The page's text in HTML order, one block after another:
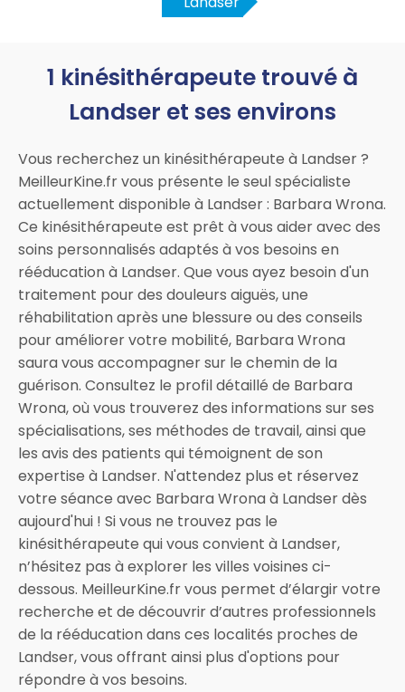
1 kinésithérapeute trouvé à
Landser et ses environs
Vous recherchez un kinésithérapeute à Landser ?
MeilleurKine.fr vous présente le seul spécialiste
actuellement disponible à Landser : Barbara Wrona.
Ce kinésithérapeute est prêt à vous aider avec des
soins personnalisés adaptés à vos besoins en
rééducation à Landser. Que vous ayez besoin d'un
traitement pour des douleurs aiguës, une
réhabilitation après une blessure ou des conseils
pour améliorer votre mobilité, Barbara Wrona
saura vous accompagner sur le chemin de la
guérison. Consultez le profil détaillé de Barbara
Wrona, où vous trouverez des informations sur ses
spécialisations, ses méthodes de travail, ainsi que
les avis des patients qui témoignent de son
expertise à Landser. N'attendez plus et réservez
votre séance avec Barbara Wrona à Landser dès
aujourd'hui ! Si vous ne trouvez pas le
kinésithérapeute qui vous convient à Landser,
n’hésitez pas à explorer les villes voisines ci-
dessous. MeilleurKine.fr vous permet d’élargir votre
recherche et de découvrir d’autres professionnels
de la rééducation dans ces localités proches de
Landser, vous offrant ainsi plus d'options pour
répondre à vos besoins.